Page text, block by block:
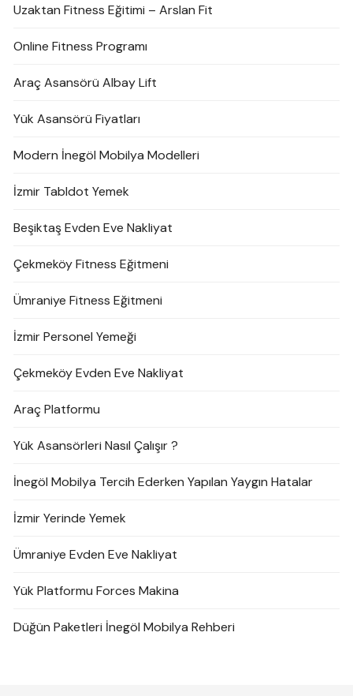
Uzaktan Fitness Eğitimi – Arslan Fit
Online Fitness Programı
Araç Asansörü Albay Lift
Yük Asansörü Fiyatları
Modern İnegöl Mobilya Modelleri
İzmir Tabldot Yemek
Beşiktaş Evden Eve Nakliyat
Çekmeköy Fitness Eğitmeni
Ümraniye Fitness Eğitmeni
İzmir Personel Yemeği
Çekmeköy Evden Eve Nakliyat
Araç Platformu
Yük Asansörleri Nasıl Çalışır ?
İnegöl Mobilya Tercih Ederken Yapılan Yaygın Hatalar
İzmir Yerinde Yemek
Ümraniye Evden Eve Nakliyat
Yük Platformu Forces Makina
Düğün Paketleri İnegöl Mobilya Rehberi